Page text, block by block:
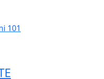
101